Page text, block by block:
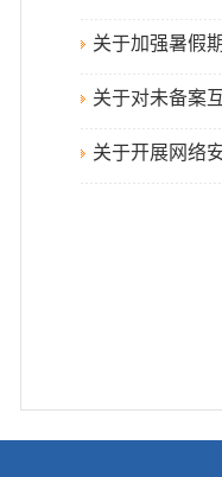
关于加强暑假
关于对未备案
关于开展网络